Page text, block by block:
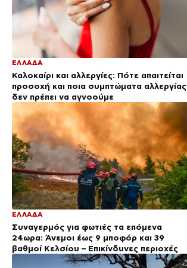
ΕΛΛΑΔΑ
Καλοκαίρι και αλλεργίες: Πότε απαιτείται
προσοχή και ποια συμπτώματα αλλεργίας
δεν πρέπει να αγνοούμε
ΕΛΛΑΔΑ
Συναγερμός για φωτιές τα επόμενα
24ωρα: Άνεμοι έως 9 μποφόρ και 39
βαθμοί Κελσίου – Επικίνδυνες περιοχές